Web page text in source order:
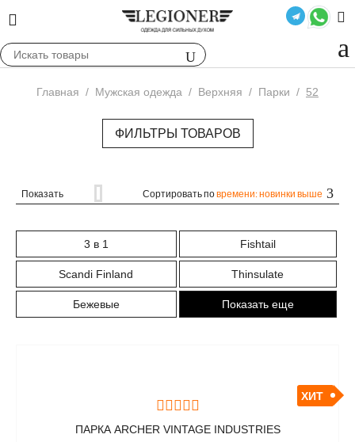
Главная / Мужская одежда / Верхняя / Парки / 52
ФИЛЬТРЫ ТОВАРОВ
Показать Сортировать повремени: новинки выше
3 в 1 Fishtail
Scandi Finland Thinsulate
Бежевые Показать еще
ХИТ
ПАРКА ARCHER VINTAGE INDUSTRIES